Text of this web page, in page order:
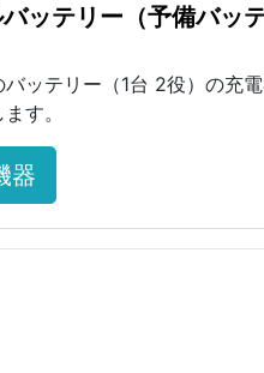
ッテリー（予備バッテ
ッテリー（1台 2役）の充
す。
器